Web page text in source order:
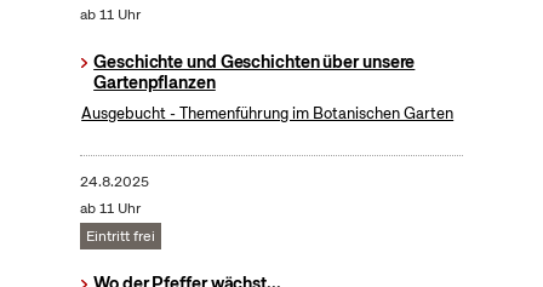
ab 11 Uhr
Geschichte und Geschichten über unsere
Gartenpflanzen
Ausgebucht - Themenführung im Botanischen Garten
24.8.2025
ab 11 Uhr
Eintritt frei